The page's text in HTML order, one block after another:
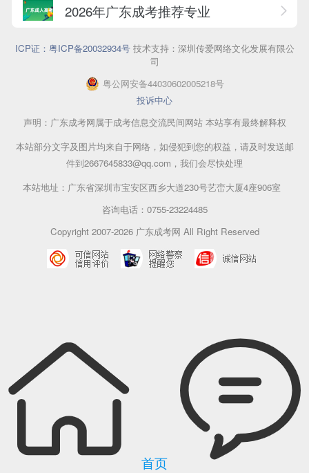
2026年广东成考推荐专业
ICP证：粤ICP备20032934号技术支持：深圳传爱网络文化发展有限公
司
粤公网安备44030602005218号
投诉中心
声明：广东成考网属于成考信息交流民间网站 本站享有最终解释权
本站部分文字及图片均来自于网络，如侵犯到您的权益，请及时发送邮
件到2667645833@qq.com，我们会尽快处理
本站地址：广东省深圳市宝安区西乡大道230号艺峦大厦4座906室
咨询电话：0755-23224485
Copyright 2007-2026 广东成考网 All Right Reserved
首页